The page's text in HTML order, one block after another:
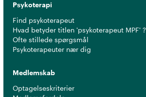
Psykoterapi
Find psykoterapeut
Hvad betyder titlen 'psykoterapeut MPF' ?
Ofte stillede spørgsmål
Psykoterapeuter nær dig
Medlemskab
Optagelseskriterier